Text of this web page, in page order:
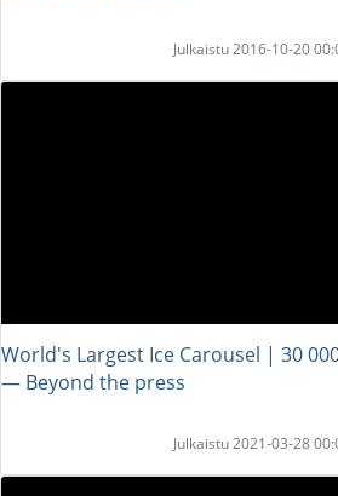
Julkaistu 2016-10-20
World's Largest Ice Carousel | 30
― Beyond the press
Julkaistu 2021-03-28